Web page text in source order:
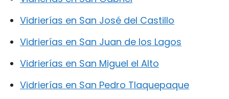
Vidrierías en San José del Castillo
Vidrierías en San Juan de los Lagos
Vidrierías en San Miguel el Alto
Vidrierías en San Pedro Tlaquepaque